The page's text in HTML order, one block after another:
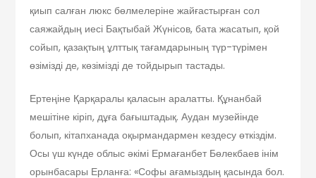
қиып салған люкс бөлмелеріне жайғастырған сол
саяжайдың иесі Бақтыбай Жүнісов, бата жасатып, қой
сойып, қазақтың ұлттық тағамдарының түр-түрімен
өзімізді де, көзімізді де тойдырып тастады.
Ертеңіне Қарқаралы қаласын аралатты. Құнанбай
мешітіне кіріп, дұға бағыштадық. Аудан музейінде
болып, кітапханада оқырмандармен кездесу өткіздім.
Осы үш күнде облыс әкімі Ермағанбет Бөлекбаев інім
орынбасары Ерланға: «Софы ағамыздың қасында бол.